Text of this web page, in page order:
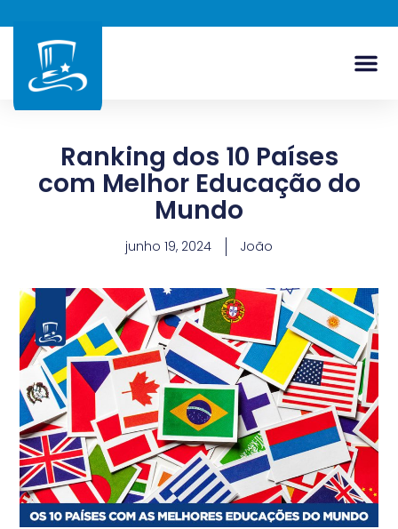
Ranking dos 10 Países
com Melhor Educação do
Mundo
junho 19, 2024 João